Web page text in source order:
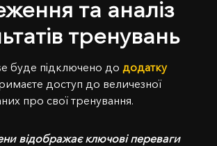
та аналіз
тренувань
буде підключено дододатку
доступ до величезної
про свої тренування.
відображає ключові переваги